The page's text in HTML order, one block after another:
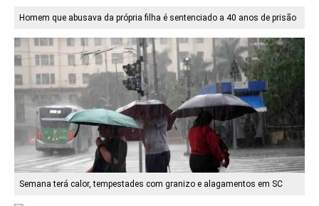
Homem que abusava da própria filha é sentenciado a 40 anos de prisão
Semana terá calor, tempestades com granizo e alagamentos em SC